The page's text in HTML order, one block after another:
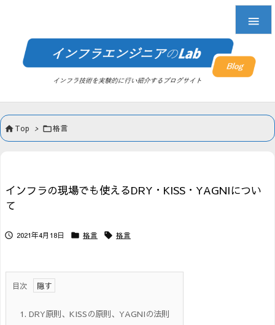

Top > 格言
インフラの現場でも使えるDRY・KISS・YAGNIについ
て
 2021年4月18日  格言  格言
目次
1. DRY原則、KISSの原則、YAGNIの法則